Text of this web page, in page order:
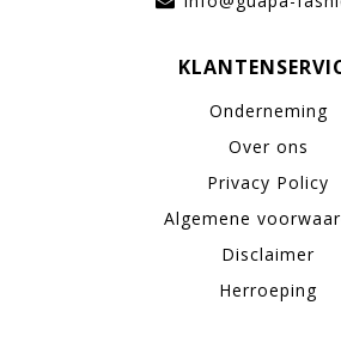
Onderneming
Over ons
Privacy Policy
Algemene
Disclaimer
Herroeping